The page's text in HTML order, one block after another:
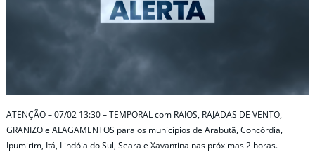
ATENÇÃO – 07/02 13:30 – TEMPORAL com RAIOS, RAJADAS DE VENTO,
GRANIZO e ALAGAMENTOS para os municípios de Arabutã, Concórdia,
Ipumirim, Itá, Lindóia do Sul, Seara e Xavantina nas próximas 2 horas.